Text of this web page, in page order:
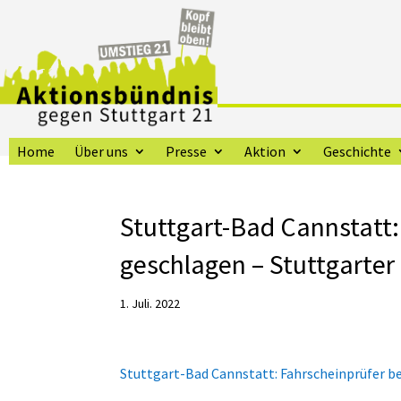
Home Über uns Presse Aktion Geschichte
Stuttgart-Bad
geschlagen –
1. Juli. 2022
Stuttgart-Bad Cannstatt: Fahrscheinprüfer